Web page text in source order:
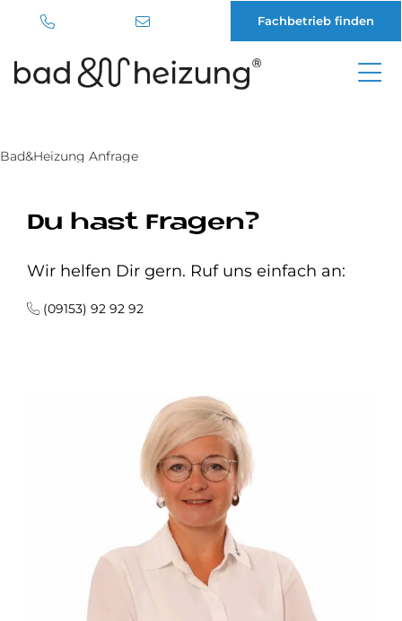
Fachbetrieb finden
Bad&Heizung Anfrage
Du hast Fra­gen?
Wir helfen Dir gern. Ruf uns einfach an:
(09153) 92 92 92